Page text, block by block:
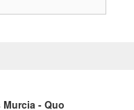
- Quo